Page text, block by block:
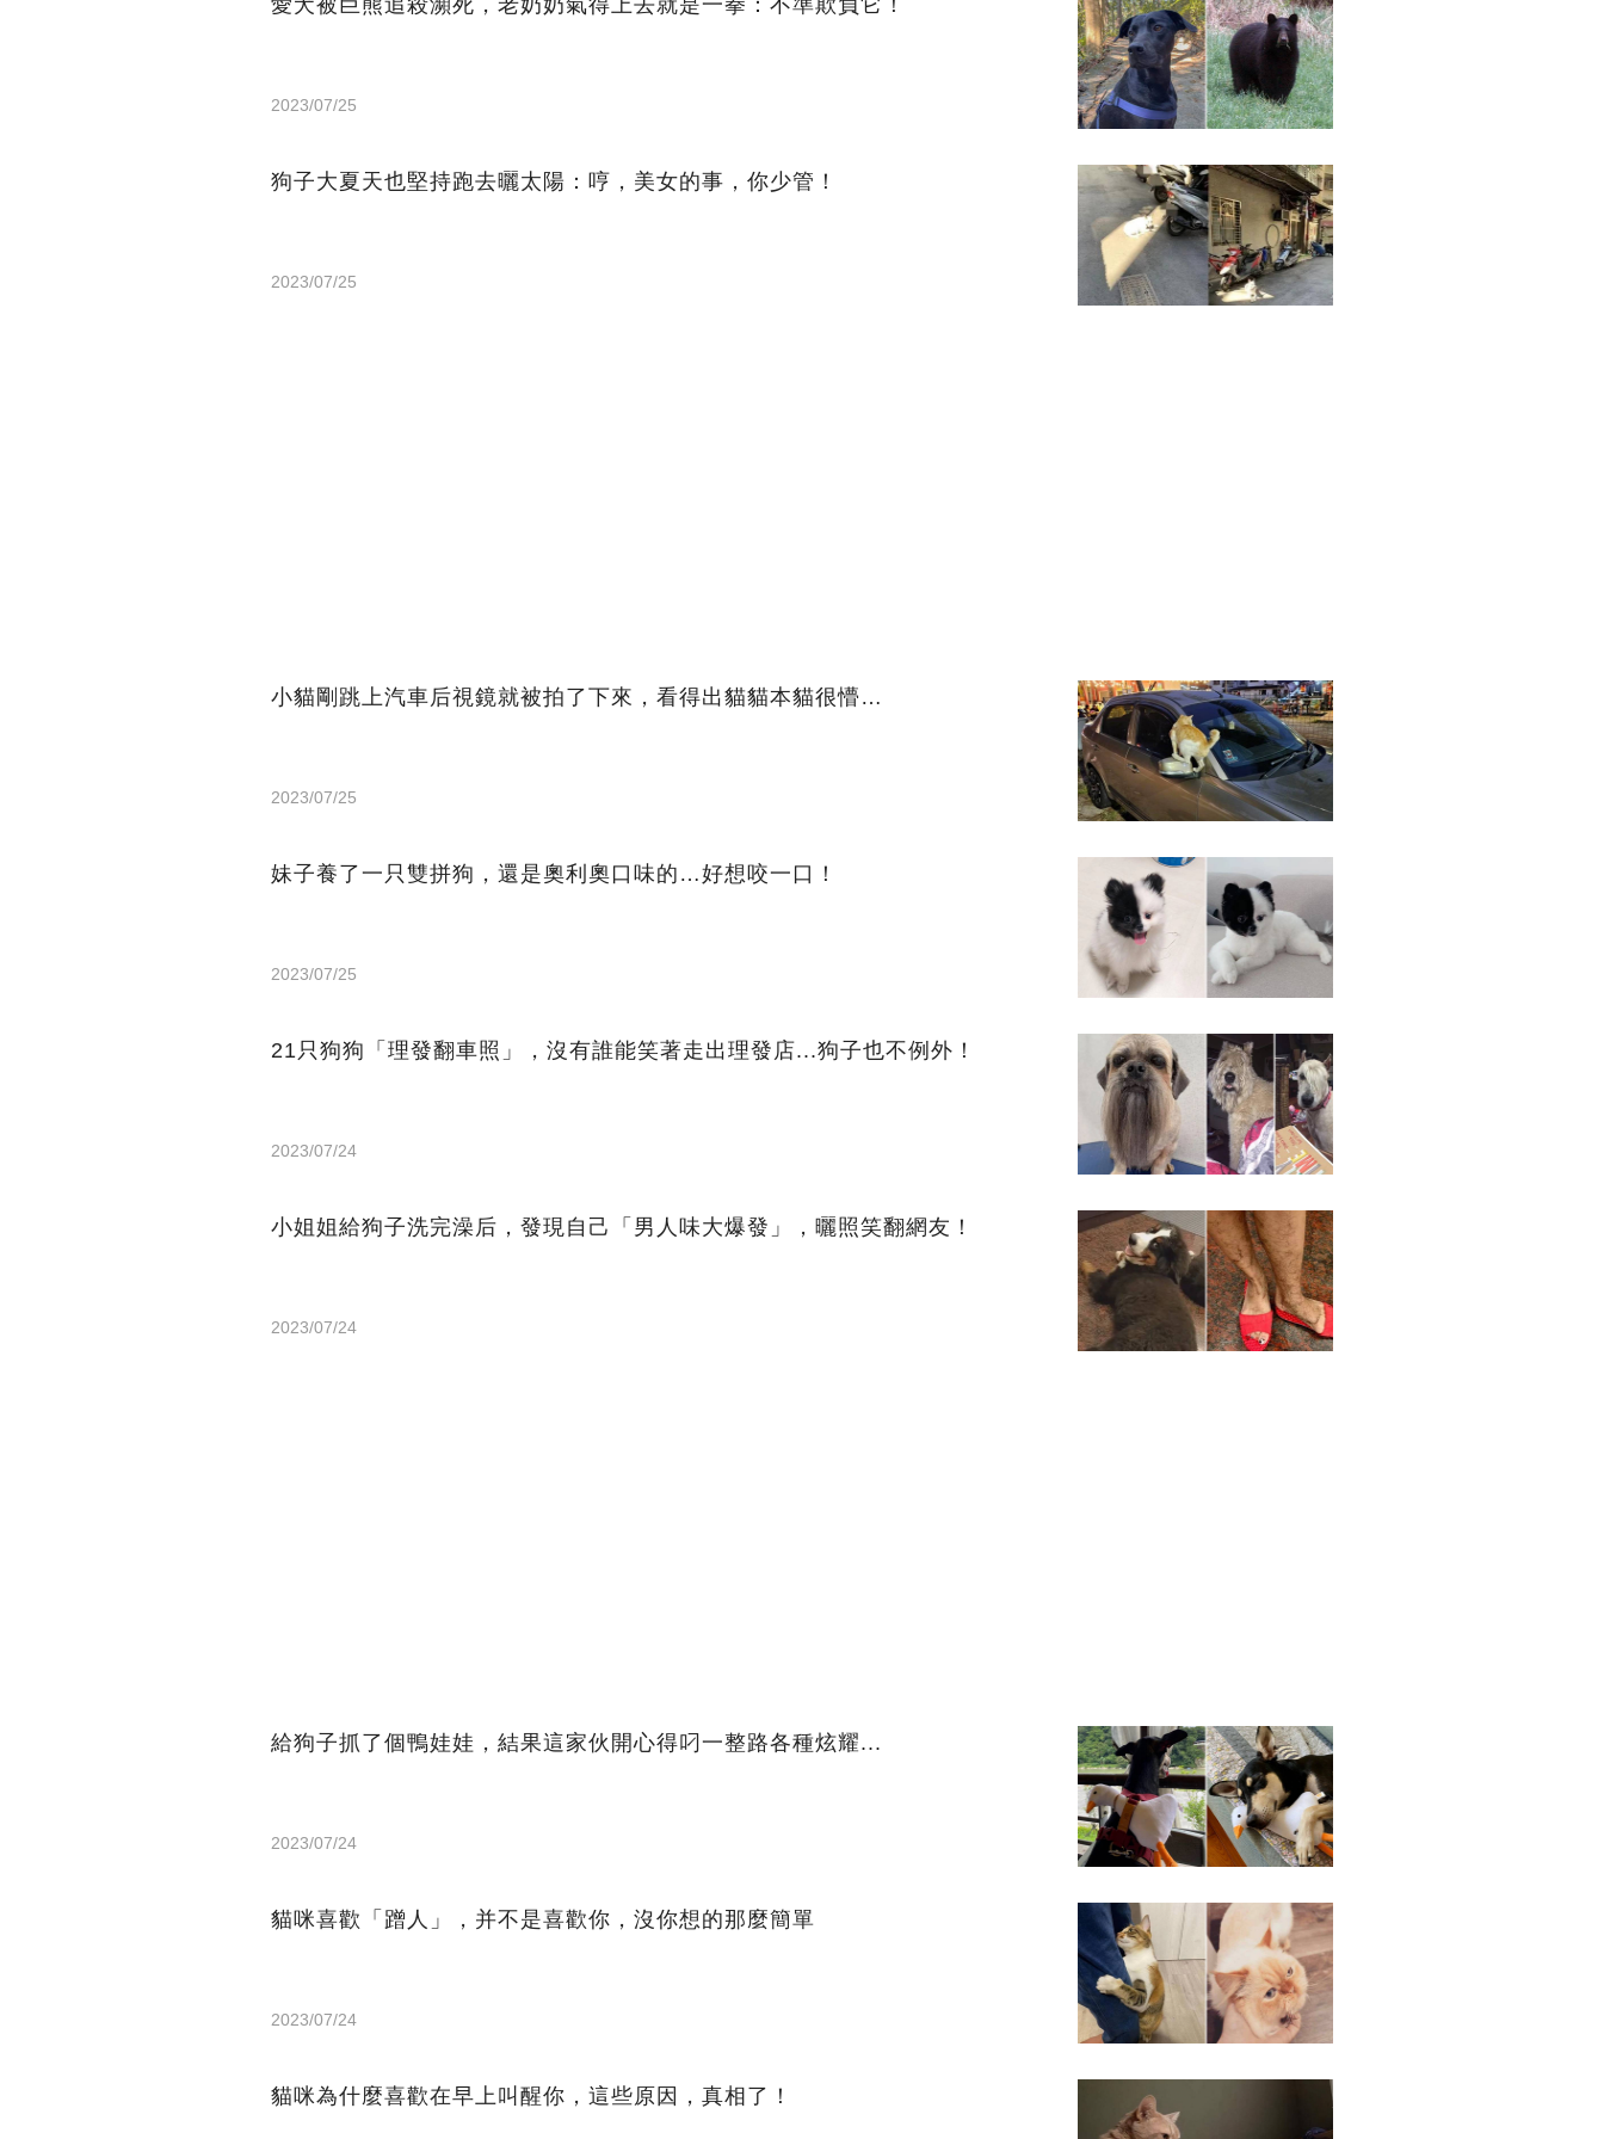
愛犬被巨熊追殺瀕死，老奶奶氣得上去就是一拳：不準欺負它！
2023/07/25
狗子大夏天也堅持跑去曬太陽：哼，美女的事，你少管！
2023/07/25
小貓剛跳上汽車后視鏡就被拍了下來，看得出貓貓本貓很懵…
2023/07/25
妹子養了一只雙拼狗，還是奧利奧口味的…好想咬一口！
2023/07/25
21只狗狗「理發翻車照」，沒有誰能笑著走出理發店...狗子也不例外！
2023/07/24
小姐姐給狗子洗完澡后，發現自己「男人味大爆發」，曬照笑翻網友！
2023/07/24
給狗子抓了個鴨娃娃，結果這家伙開心得叼一整路各種炫耀...
2023/07/24
貓咪喜歡「蹭人」，并不是喜歡你，沒你想的那麼簡單
2023/07/24
貓咪為什麼喜歡在早上叫醒你，這些原因，真相了！